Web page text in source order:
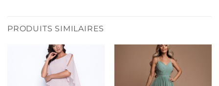
PRODUITS SIMILAIRES